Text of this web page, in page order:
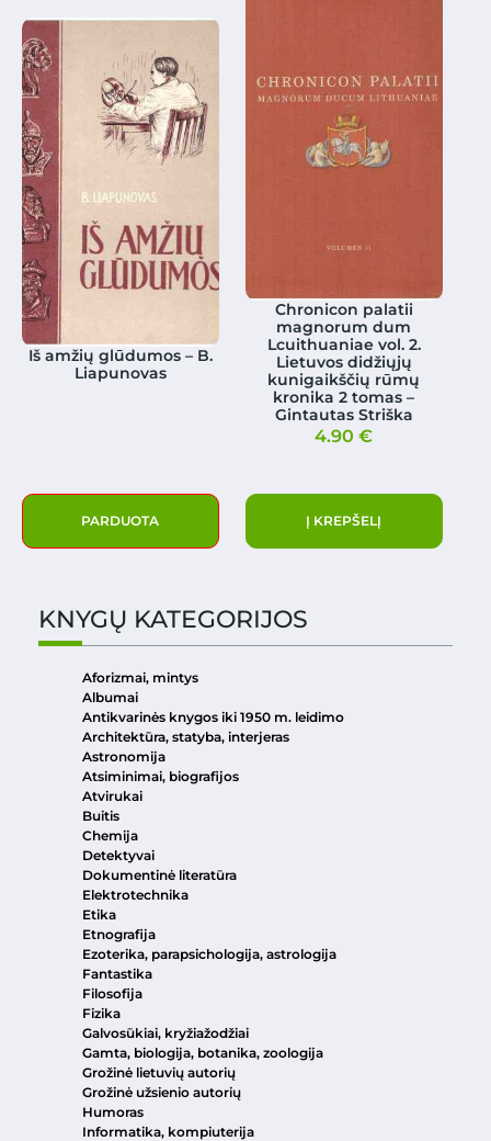
Iš amžių glūdumos – B.
Liapunovas
PARDUOTA
Chronicon palatii
magnorum dum
Lcuithuaniae vol. 2.
Lietuvos didžiųjų
kunigaikščių rūmų
kronika 2 tomas –
Gintautas Striška
4.90€
Į KREPŠELĮ
KNYGŲ KATEGORIJOS
Aforizmai, mintys
Albumai
Antikvarinės knygos iki 1950 m. leidimo
Architektūra, statyba, interjeras
Astronomija
Atsiminimai, biografijos
Atvirukai
Buitis
Chemija
Detektyvai
Dokumentinė literatūra
Elektrotechnika
Etika
Etnografija
Ezoterika, parapsichologija, astrologija
Fantastika
Filosofija
Fizika
Galvosūkiai, kryžiažodžiai
Gamta, biologija, botanika, zoologija
Grožinė lietuvių autorių
Grožinė užsienio autorių
Humoras
Informatika, kompiuterija